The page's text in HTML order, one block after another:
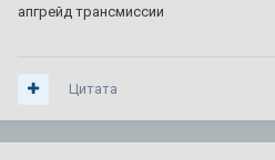
апгрейд трансмиссии
Цитата